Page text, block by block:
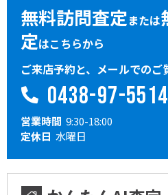
無料訪問査定または
定はこちらから
ご来店予約と、メールでのご
0438-97-5514
営業時間 9:30-18:00
定休日 水曜日